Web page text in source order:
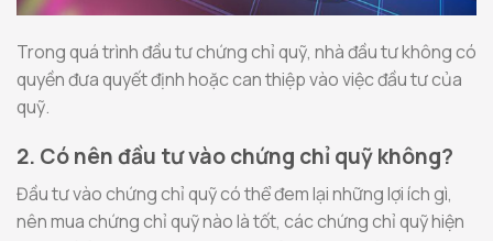
Trong quá trình đầu tư chứng chỉ quỹ, nhà đầu tư không có
quyền đưa quyết định hoặc can thiệp vào việc đầu tư của
quỹ.
2. Có nên đầu tư vào chứng chỉ quỹ không?
Đầu tư vào chứng chỉ quỹ có thể đem lại những lợi ích gì,
nên mua chứng chỉ quỹ nào là tốt, các chứng chỉ quỹ hiện